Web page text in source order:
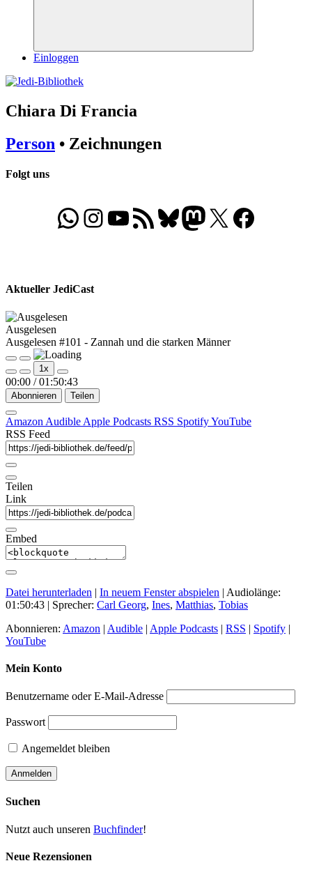
Suchen
Einloggen
Chiara Di Francia
Person • Zeichnungen
Folgt uns
WhatsApp
Folgt uns auf Instagram
Besucht unseren YouTube-Kanal
RSS-FeedBluesky
Folgt uns auf Mastodon
X Folgt uns auf
Aktueller JediCast
Ausgelesen
Ausgelesen #101 - Zannah und die starken Männer
Play
Episode
Pause
Episode
1x
00:00 / 01:50:43
Abonnieren Teilen
Amazon Audible Apple Podcasts RSS SpotifyYouTube
RSS Feed
Teilen
Link
Embed
Datei herunterladen | In neuem Fenster abspielen | Audiolänge:
01:50:43 | Sprecher: Carl Georg, Ines, Matthias, Tobias
Abonnieren: Amazon | Audible | Apple Podcasts | RSS | Spotify |
YouTube
Mein Konto
Benutzername oder E-Mail-Adresse
Passwort
Angemeldet bleiben
Suchen
Nutzt auch unseren Buchfinder!
Neue Rezensionen